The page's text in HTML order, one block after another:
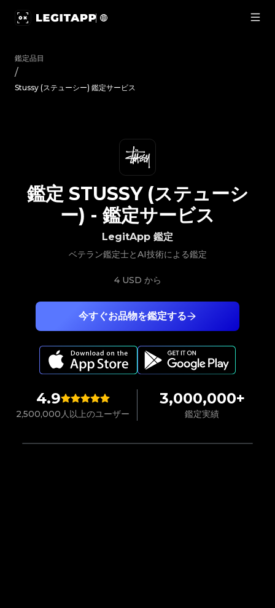
鑑定品目
/
Stussy (ステューシー) 鑑定サービス
4.9
2,500,000人以上のユーザー
3,000,000+
鑑定実績
今すぐお品物を鑑定する
LegitApp 鑑定
ベテラン鑑定士とAI技術による鑑定
4 USD から
鑑定 STUSSY (ステューシ
ー) - 鑑定サービス